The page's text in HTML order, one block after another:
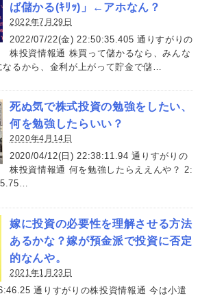
ば儲かる(ｷﾘｯ)」←アホなん？
2022年7月29日
2022/07/22(金) 22:50:35.405 通りすがりの
株投資情報通 株買って儲かるなら、みんな
なるから、金利が上がって貯金で儲…
死ぬ気で株式投資の勉強をしたい、
何を勉強したらいい？
2020年4月14日
2020/04/12(日) 22:38:11.94 通りすがりの
株投資情報通 何を勉強したらええんや？ 2:
嫁に投資の必要性を理解させる方法
あるかな？嫁が預金派で投資に否定
的なんや。
2021年1月23日
通りすがりの株投資情報通 今は小遣